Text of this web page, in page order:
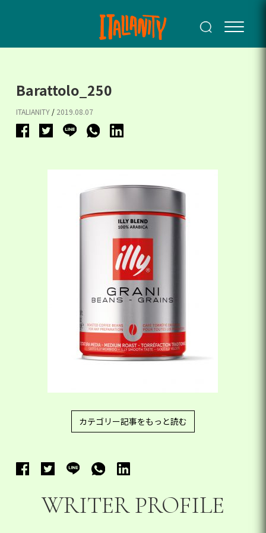
Barattolo_250
ITALIANITY / 2019.08.07
カテゴリー記事をもっと読む
WRITER PROFILE